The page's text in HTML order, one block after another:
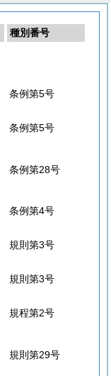
種別番号
条例第5号
条例第5号
条例第28号
条例第4号
規則第3号
規則第3号
規程第2号
規則第29号